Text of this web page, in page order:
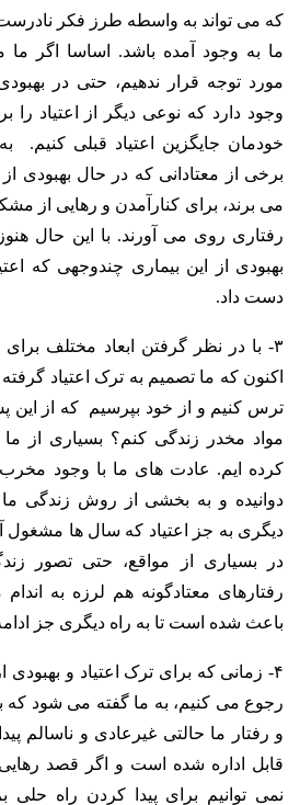
که می تواند به واسطه طرز فکر
ما به وجود آمده باشد. اساسا اگر
مورد توجه قرار ندهیم، حتی در
وجود دارد که نوعی دیگر از اعتیاد را
خودمان جایگزین اعتیاد قبلی کنیم.
برخی از معتادانی که در حال بهبودی
می برند، برای کنارآمدن و رهایی از
رفتاری روی می آورند. با این حال
بهبودی از این بیماری چندوجهی که
دست داد.
۳- با در نظر گرفتن ابعاد مختلف برای
اکنون که ما تصمیم به ترک اعتیاد
ترس کنیم و از خود بپرسیم که از این
مواد مخدر زندگی کنم؟ بسیاری از ما
کرده ایم. عادت های ما با وجود
دوانیده و به بخشی از روش زندگی ما
دیگری به جز اعتیاد که سال ها مشغول
در بسیاری از مواقع، حتی تصور
رفتارهای معتادگونه هم لرزه به
باعث شده است تا به راه دیگری جز
۴- زمانی که برای ترک اعتیاد و
رجوع می کنیم، به ما گفته می شود که بر
و رفتار ما حالتی غیرعادی و ناسالم
قابل اداره شده است و اگر قصد رهایی
نمی توانیم برای پیدا کردن راه حلی